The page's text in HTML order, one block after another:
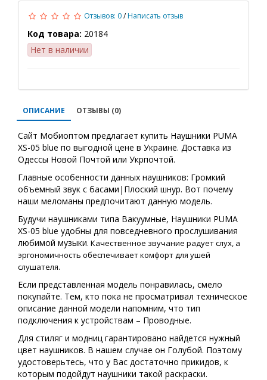
Отзывов: 0/Написать отзыв
Код товара: 20184
Нет в наличии
ОПИСАНИЕ ОТЗЫВЫ (0)
Сайт Мобиоптом предлагает купить Наушники PUMA
XS-05 blue по выгодной цене в Украине. Доставка из
Одессы Новой Почтой или Укрпочтой.
Главные особенности данных наушников: Громкий
объемный звук с басами|Плоский шнур. Вот почему
наши меломаны предпочитают данную модель.
Будучи наушниками типа Вакуумные, Наушники PUMA
XS-05 blue удобны для повседневного прослушивания
любимой музыки. Качественное звучание радует слух, а
эргономичность обеспечивает комфорт для ушей
слушателя.
Если представленная модель понравилась, смело
покупайте. Тем, кто пока не просматривал техническое
описание данной модели напомним, что тип
подключения к устройствам – Проводные.
Для стиляг и модниц гарантировано найдется нужный
цвет наушников. В нашем случае он Голубой. Поэтому
удостоверьтесь, что у Вас достаточно прикидов, к
которым подойдут наушники такой раскраски.